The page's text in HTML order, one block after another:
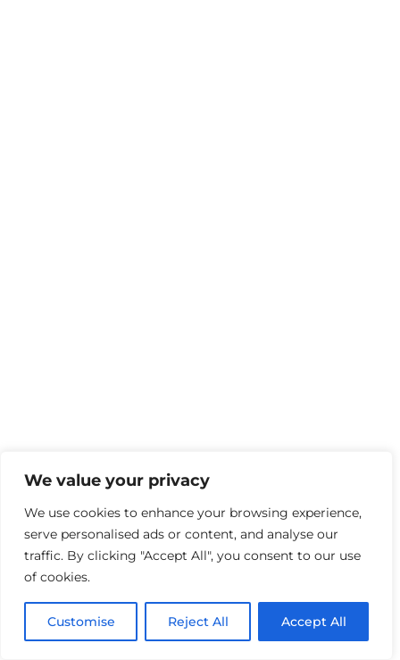
We value your privacy
We use cookies to enhance your browsing experience,
serve personalised ads or content, and analyse our
traffic. By clicking "Accept All", you consent to our use
of cookies.
Customise Reject All Accept All